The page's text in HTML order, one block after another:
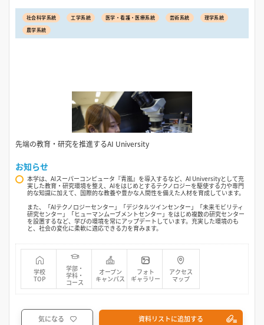
社会科学系統 工学系統 医学・看護・医療系統 芸術系統
理学系統
農学系統
先端の教育・研究を推進するAI University
お知らせ
本学は、AIスーパーコンピュータ『青嵐』を導入するなど、AI Universityとして充
実した教育・研究環境を整え、AIをはじめとするテクノロジーを駆使する力や専門
的な知識に加えて、国際的な教養や豊かな人間性を備えた人材を育成しています。
また、「AIテクノロジーセンター」「デジタルツインセンター」「未来モビリティ
研究センター」「ヒューマンムーブメントセンター」をはじめ複数の研究センター
を設置するなど、学びの環境を常にアップデートしています。充実した環境のも
と、社会の変化に柔軟に適応できる力を育みます。
学校
TOP
学部・
学科・
コース
オープン
キャンパス
フォト
ギャラリー
アクセス
マップ
気になる 資料リストに追加する